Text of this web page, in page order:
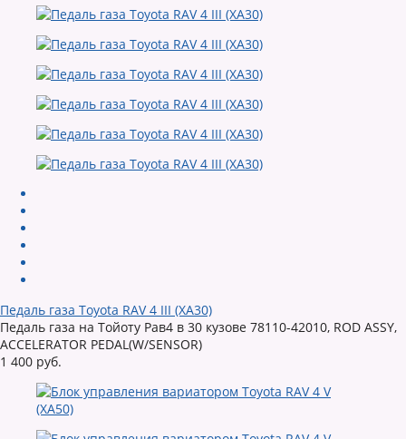
Педаль газа Toyota RAV 4 III (XA30)
Педаль газа на Тойоту Рав4 в 30 кузове 78110-42010, ROD ASSY,
ACCELERATOR PEDAL(W/SENSOR)
1 400 руб.